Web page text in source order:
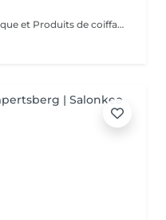
Diagnostique, Shampooing spécifique et Produits de coiffage inclus.